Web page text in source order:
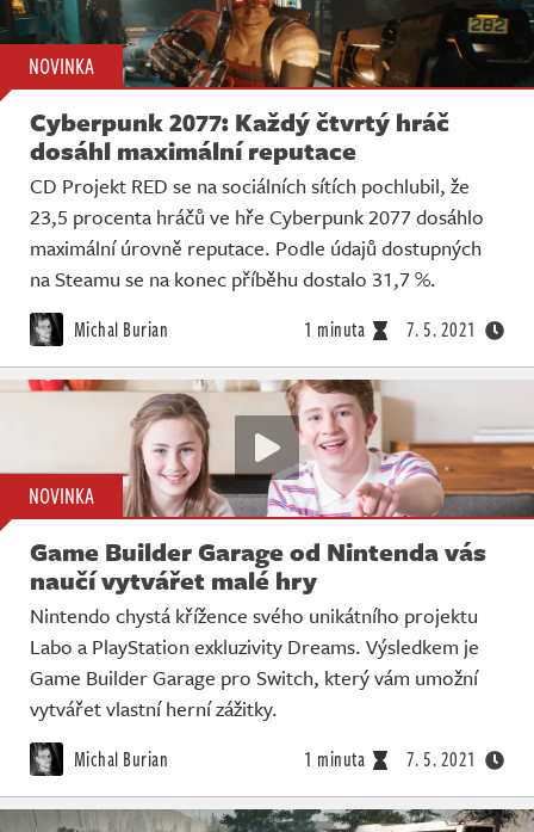
NOVINKA
Cyberpunk 2077: Každý čtvrtý hráč
dosáhl maximální reputace
CD Projekt RED se na sociálních sítích pochlubil, že
23,5 procenta hráčů ve hře Cyberpunk 2077 dosáhlo
maximální úrovně reputace. Podle údajů dostupných
na Steamu se na konec příběhu dostalo 31,7 %.
Michal Burian 1 minuta 7. 5. 2021
NOVINKA
Game Builder Garage od Nintenda vás
naučí vytvářet malé hry
Nintendo chystá křížence svého unikátního projektu
Labo a PlayStation exkluzivity Dreams. Výsledkem je
Game Builder Garage pro Switch, který vám umožní
vytvářet vlastní herní zážitky.
Michal Burian 1 minuta 7. 5. 2021